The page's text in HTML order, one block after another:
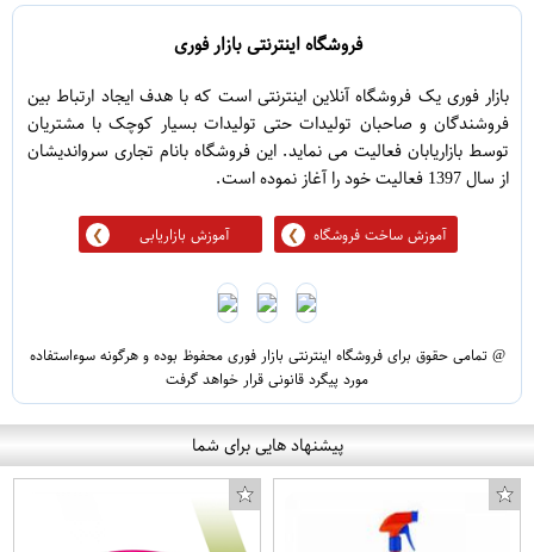
فروشگاه اینترنتی بازار فوری
بازار فوری یک فروشگاه آنلاین اینترنتی است که با هدف ایجاد ارتباط بین
فروشندگان و صاحبان تولیدات حتی تولیدات بسیار کوچک با مشتریان
توسط بازاریابان فعالیت می نماید. این فروشگاه بانام تجاری سرواندیشان
از سال 1397 فعالیت خود را آغاز نموده است.
آموزش ساخت فروشگاه آموزش بازاریابی
@ تمامی حقوق برای فروشگاه اینترنتی بازار فوری محفوظ بوده و هرگونه سوءاستفاده
مورد پیگرد قانونی قرار خواهد گرفت
پیشنهاد هایی برای شما